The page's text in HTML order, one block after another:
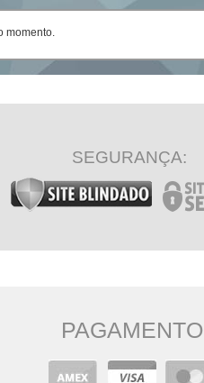
momento.
SEGURANÇA:
PAGAMENTO